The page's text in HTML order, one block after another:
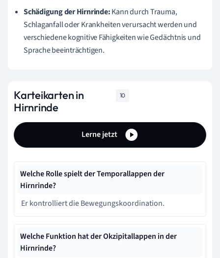
Schädigung der Hirnrinde:Kann durch Trauma,
Schlaganfall oder Krankheiten verursacht werden und
verschiedene kognitive Fähigkeiten wie Gedächtnis und
Sprache beeinträchtigen.
Karteikarten in
Hirnrinde
10
Lerne jetzt
Welche Rolle spielt der Temporallappen der
Hirnrinde?
Er kontrolliert die Bewegungskoordination.
Welche Funktion hat der Okzipitallappen in der
Hirnrinde?